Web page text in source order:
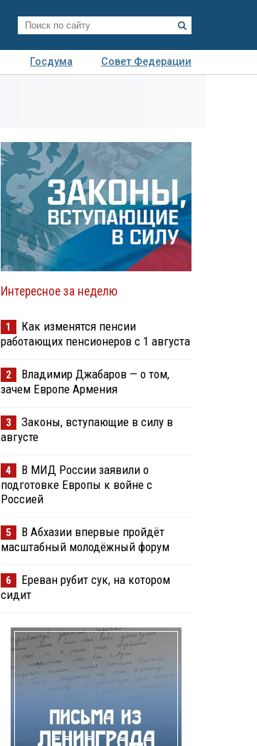
Госдума
Совет Федерации
Интересное за неделю
1
Как изменятся пенсии
работающих пенсионеров с 1 августа
2
Владимир Джабаров — о том,
зачем Европе Армения
3
Законы, вступающие в силу в
августе
4
В МИД России заявили о
подготовке Европы к войне с
Россией
5
В Абхазии впервые пройдёт
масштабный молодёжный форум
6
Ереван рубит сук, на котором
сидит